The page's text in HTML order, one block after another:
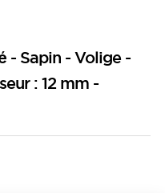
- Sapin - Volige -
: 12 mm -